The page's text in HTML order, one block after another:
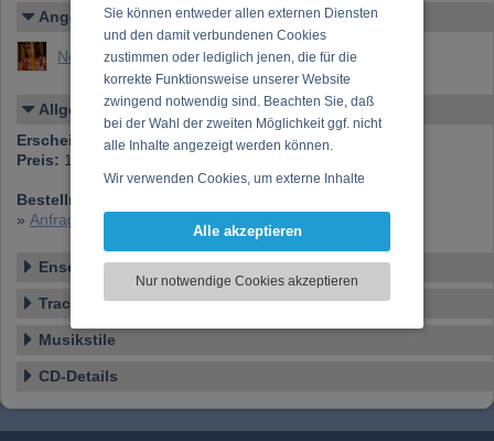
Sie können entweder allen externen Diensten
und den damit verbundenen Cookies
zustimmen oder lediglich jenen, die für die
korrekte Funktionsweise unserer Website
zwingend notwendig sind. Beachten Sie, daß
bei der Wahl der zweiten Möglichkeit ggf. nicht
alle Inhalte angezeigt werden können.
Wir verwenden Cookies, um externe Inhalte
Funktionen für soziale Medien anbieten zu
zu analysieren. Dabei werden ggf.
Informationen zu Ihrer Verwendung unserer
soziale Medien, Werbung und Analysen
Informationen möglicherweise mit weiteren
Alle akzeptieren
Nur notwendige Cookies akzeptieren
Angelegt von
Noriller, Bernhard (Mag phil Bernhard Noriller)
Allgemeines
Erscheinen bei:Eigenverlag Comin & Goin
Preis: 10,00 €
Bestellnummer:
»Anfrage zu dieser CD
Ensemble
Tracklist
Musikstile
CD-Details